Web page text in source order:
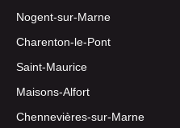
Nogent-sur-Marne
Charenton-le-Pont
Saint-Maurice
Maisons-Alfort
Chennevières-sur-Marne